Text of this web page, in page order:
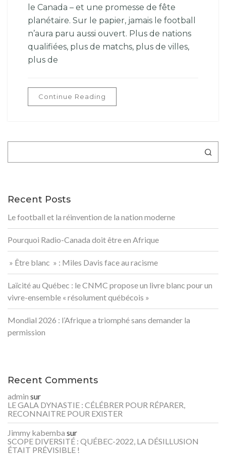
le Canada – et une promesse de fête
planétaire. Sur le papier, jamais le football
n’aura paru aussi ouvert. Plus de nations
qualifiées, plus de matchs, plus de villes,
plus de
Continue Reading
Recent Posts
Le football et la réinvention de la nation moderne
Pourquoi Radio-Canada doit être en Afrique
» Être blanc » : Miles Davis face au racisme
Laïcité au Québec : le CNMC propose un livre blanc pour un
vivre-ensemble « résolument québécois »
Mondial 2026 : l’Afrique a triomphé sans demander la
permission
Recent Comments
admin sur
LE GALA DYNASTIE : CÉLÉBRER POUR RÉPARER,
RECONNAITRE POUR EXISTER
Jimmy kabemba sur
SCOPE DIVERSITÉ : QUÉBEC-2022, LA DÉSILLUSION
ÉTAIT PRÉVISIBLE !